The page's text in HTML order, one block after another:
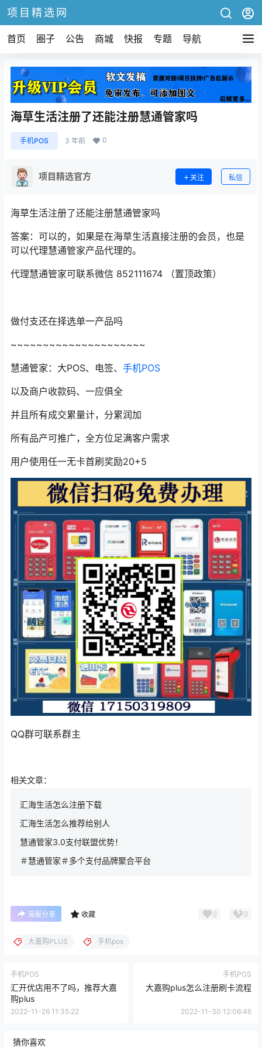
项目精选网
首页 圈子 公告 商城 快报 专题 导航
海草生活注册了还能注册慧通管家吗
手机POS 3 年前 0
项目精选官方 关注 私信
海草生活注册了还能注册慧通管家吗
答案：可以的，如果是在海草生活直接注册的会员，也是
可以代理慧通管家产品代理的。
代理慧通管家可联系微信 852111674 （置顶政策）
做付支‬还在择选‬单一产品吗͏
~~~~~~~~~~~~~~~~~~~~~
慧通管家：大POS、电签、 手机POS
以及商户收款码、一应俱全
并且所有成交累量‬计，分累润‬加
所有品产‬可推广，全方位足满‬客户需求
用户使用任一无卡首刷奖励20+5️ ️
QQ群可联系群主
相关文章：
汇海生活怎么注册下载
汇海生活怎么推荐给别人
慧通管家3.0支付联盟优势！
＃慧通管家＃多个支付品牌聚合平台
海报分享 收藏 0 0
大嘉购PLUS 手机pos
手机POS
汇开优店用不了吗，推荐大嘉
购plus
2022-11-26 11:35:22
手机POS
大嘉购plus怎么注册刷卡流程
2022-11-30 12:06:46
猜你喜欢